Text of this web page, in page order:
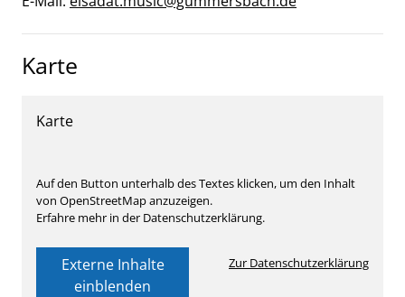
Karte
Karte
Auf den Button unterhalb des Textes klicken, um den Inhalt
von OpenStreetMap anzuzeigen.
Erfahre mehr in der Datenschutzerklärung.
Externe Inhalte
einblenden
Zur Datenschutzerklärung